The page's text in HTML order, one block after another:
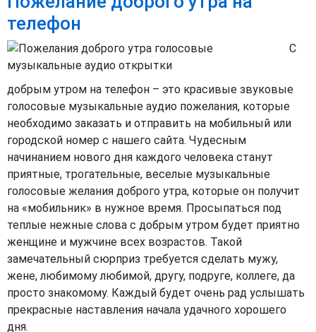
телефон
С
добрым утром на телефон – это красивые звуковые
голосовые музыкальные аудио пожелания, которые
необходимо заказать и отправить на мобильный или
городской номер с нашего сайта. Чудесным
начинанием нового дня каждого человека станут
приятные, трогательные, веселые музыкальные
голосовые желания доброго утра, которые он получит
на «мобильник» в нужное время. Просыпаться под
теплые нежные слова с добрым утром будет приятно
женщине и мужчине всех возрастов. Такой
замечательный сюрприз требуется сделать мужу,
жене, любимому любимой, другу, подруге, коллеге, да
просто знакомому. Каждый будет очень рад услышать
прекрасные наставления начала удачного хорошего
дня.